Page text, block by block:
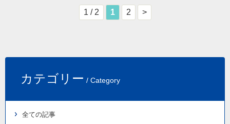
1 / 2 1 2 >
カテゴリー / Category
全ての記事